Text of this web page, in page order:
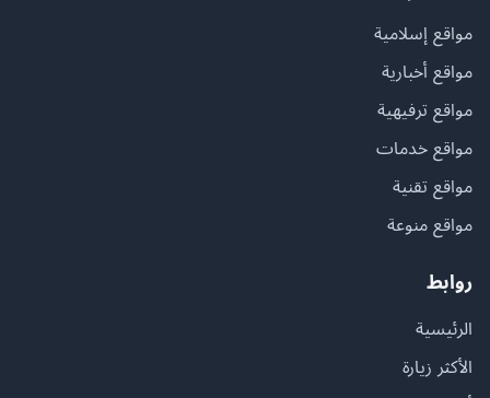
مواقع إسلامية
مواقع أخبارية
مواقع ترفيهية
مواقع خدمات
مواقع تقنية
مواقع منوعة
روابط
الرئيسية
الأكثر زيارة